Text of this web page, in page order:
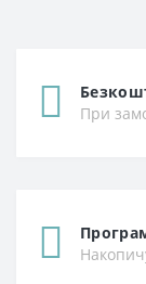
При